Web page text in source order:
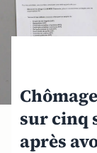
sur cinq
après